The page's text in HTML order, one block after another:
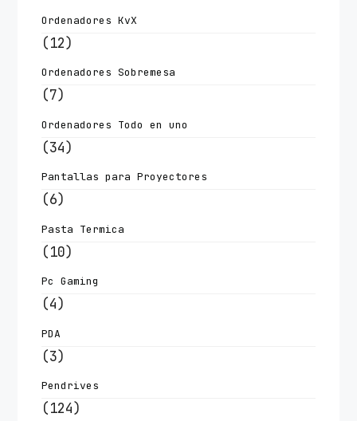
Ordenadores KvX
(12)
Ordenadores Sobremesa
(7)
Ordenadores Todo en uno
(34)
Pantallas para Proyectores
(6)
Pasta Termica
(10)
Pc Gaming
(4)
PDA
(3)
Pendrives
(124)